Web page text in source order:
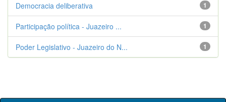
1
Democracia deliberativa
1
Participação política - Juazeiro ...
1
Poder Legislativo - Juazeiro do N...